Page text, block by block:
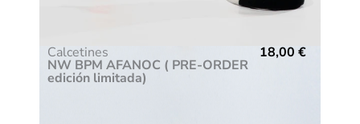
Calcetines
NW BPM AFANOC ( PRE-ORDER
edición limitada)
18,00 €